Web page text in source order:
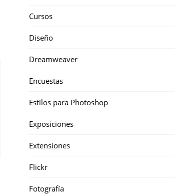
Cursos
Diseño
Dreamweaver
Encuestas
Estilos para Photoshop
Exposiciones
Extensiones
Flickr
Fotografía